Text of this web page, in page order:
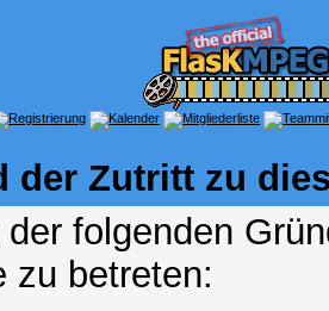
der Zutritt zu
folgenden
zu betreten: